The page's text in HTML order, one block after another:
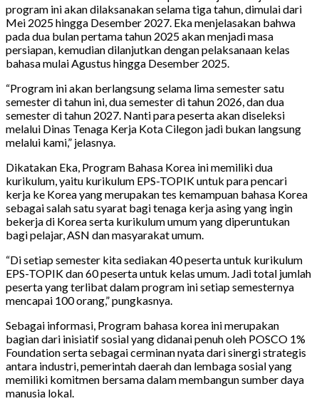
program ini akan dilaksanakan selama tiga tahun, dimulai dari
Mei 2025 hingga Desember 2027. Eka menjelasakan bahwa
pada dua bulan pertama tahun 2025 akan menjadi masa
persiapan, kemudian dilanjutkan dengan pelaksanaan kelas
bahasa mulai Agustus hingga Desember 2025.
“Program ini akan berlangsung selama lima semester satu
semester di tahun ini, dua semester di tahun 2026, dan dua
semester di tahun 2027. Nanti para peserta akan diseleksi
melalui Dinas Tenaga Kerja Kota Cilegon jadi bukan langsung
melalui kami,” jelasnya.
Dikatakan Eka, Program Bahasa Korea ini memiliki dua
kurikulum, yaitu kurikulum EPS-TOPIK untuk para pencari
kerja ke Korea yang merupakan tes kemampuan bahasa Korea
sebagai salah satu syarat bagi tenaga kerja asing yang ingin
bekerja di Korea serta kurikulum umum yang diperuntukan
bagi pelajar, ASN dan masyarakat umum.
“Di setiap semester kita sediakan 40 peserta untuk kurikulum
EPS-TOPIK dan 60 peserta untuk kelas umum. Jadi total jumlah
peserta yang terlibat dalam program ini setiap semesternya
mencapai 100 orang,” pungkasnya.
Sebagai informasi, Program bahasa korea ini merupakan
bagian dari inisiatif sosial yang didanai penuh oleh POSCO 1%
Foundation serta sebagai cerminan nyata dari sinergi strategis
antara industri, pemerintah daerah dan lembaga sosial yang
memiliki komitmen bersama dalam membangun sumber daya
manusia lokal.